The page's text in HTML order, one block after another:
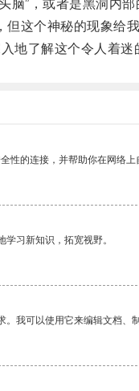
”，或者是黑洞内部
个神秘的现象给我
了解这个令人着迷
性的连接，并帮助你在网络上
习新知识，拓宽视野。
我可以使用它来编辑文档、